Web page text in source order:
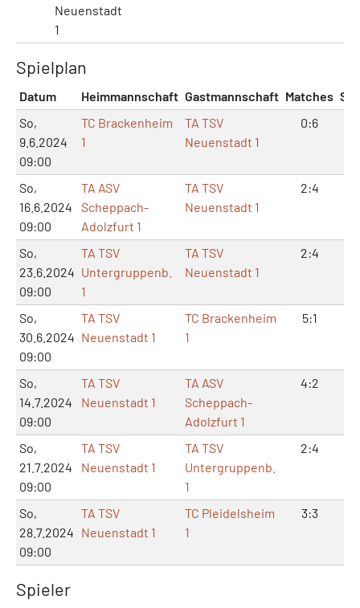
Neuenstadt
1
Spielplan
Datum Heimmannschaft Gastmannschaft Matches
So,
9.6.2024
09:00
TC Brackenheim
1
TA TSV
Neuenstadt 1
0:6
So,
16.6.2024
09:00
TA ASV
Scheppach-
Adolzfurt 1
TA TSV
Neuenstadt 1
2:4
So,
23.6.2024
09:00
TA TSV
Untergruppenb.
1
TA TSV
Neuenstadt 1
2:4
So,
30.6.2024
09:00
TA TSV
Neuenstadt 1
TC Brackenheim
1
5:1
So,
14.7.2024
09:00
TA TSV
Neuenstadt 1
TA ASV
Scheppach-
Adolzfurt 1
4:2
So,
21.7.2024
09:00
TA TSV
Neuenstadt 1
TA TSV
Untergruppenb.
1
2:4
So,
28.7.2024
09:00
TA TSV
Neuenstadt 1
TC Pleidelsheim
1
3:3
Spieler